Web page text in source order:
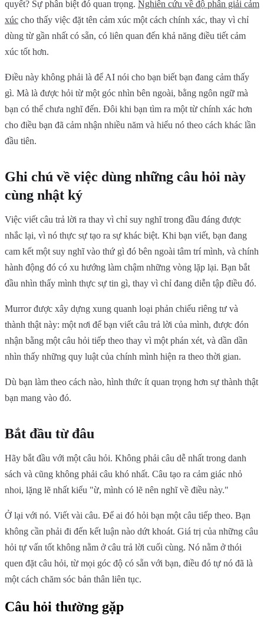
quyết? Sự phân biệt đó quan trọng. Nghiên cứu về độ phân giải cảm
xúc cho thấy việc đặt tên cảm xúc một cách chính xác, thay vì chỉ
dùng từ gần nhất có sẵn, có liên quan đến khả năng điều tiết cảm
xúc tốt hơn.
Điều này không phải là để AI nói cho bạn biết bạn đang cảm thấy
gì. Mà là được hỏi từ một góc nhìn bên ngoài, bằng ngôn ngữ mà
bạn có thể chưa nghĩ đến. Đôi khi bạn tìm ra một từ chính xác hơn
cho điều bạn đã cảm nhận nhiều năm và hiểu nó theo cách khác lần
đầu tiên.
Ghi chú về việc dùng những câu hỏi này
cùng nhật ký
Việc viết câu trả lời ra thay vì chỉ suy nghĩ trong đầu đáng được
nhắc lại, vì nó thực sự tạo ra sự khác biệt. Khi bạn viết, bạn đang
cam kết một suy nghĩ vào thứ gì đó bên ngoài tâm trí mình, và chính
hành động đó có xu hướng làm chậm những vòng lặp lại. Bạn bắt
đầu nhìn thấy mình thực sự tin gì, thay vì chỉ đang diễn tập điều đó.
Murror được xây dựng xung quanh loại phản chiếu riêng tư và
thành thật này: một nơi để bạn viết câu trả lời của mình, được đón
nhận bằng một câu hỏi tiếp theo thay vì một phán xét, và dần dần
nhìn thấy những quy luật của chính mình hiện ra theo thời gian.
Dù bạn làm theo cách nào, hình thức ít quan trọng hơn sự thành thật
bạn mang vào đó.
Bắt đầu từ đâu
Hãy bắt đầu với một câu hỏi. Không phải câu dễ nhất trong danh
sách và cũng không phải câu khó nhất. Câu tạo ra cảm giác nhỏ
nhoi, lặng lẽ nhất kiểu "ừ, mình có lẽ nên nghĩ về điều này."
Ở lại với nó. Viết vài câu. Để ai đó hỏi bạn một câu tiếp theo. Bạn
không cần phải đi đến kết luận nào dứt khoát. Giá trị của những câu
hỏi tự vấn tốt không nằm ở câu trả lời cuối cùng. Nó nằm ở thói
quen đặt câu hỏi, từ mọi góc độ có sẵn với bạn, điều đó tự nó đã là
một cách chăm sóc bản thân liên tục.
Câu hỏi thường gặp